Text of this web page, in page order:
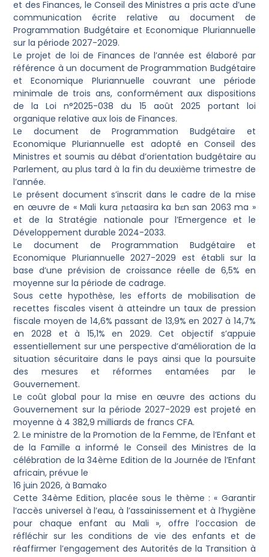
et des Finances, le Conseil des Ministres a pris acte d’une
communication écrite relative au document de
Programmation Budgétaire et Economique Pluriannuelle
sur la période 2027-2029.
Le projet de loi de Finances de l’année est élaboré par
référence à un document de Programmation Budgétaire
et Economique Pluriannuelle couvrant une période
minimale de trois ans, conformément aux dispositions
de la Loi n°2025-038 du 15 août 2025 portant loi
organique relative aux lois de Finances.
Le document de Programmation Budgétaire et
Economique Pluriannuelle est adopté en Conseil des
Ministres et soumis au débat d’orientation budgétaire au
Parlement, au plus tard à la fin du deuxième trimestre de
l’année.
Le présent document s’inscrit dans le cadre de la mise
en œuvre de « Mali kura ɲɛtaasira ka bɛn san 2063 ma »
et de la Stratégie nationale pour l’Emergence et le
Développement durable 2024-2033.
Le document de Programmation Budgétaire et
Economique Pluriannuelle 2027-2029 est établi sur la
base d’une prévision de croissance réelle de 6,5% en
moyenne sur la période de cadrage.
Sous cette hypothèse, les efforts de mobilisation de
recettes fiscales visent à atteindre un taux de pression
fiscale moyen de 14,6% passant de 13,9% en 2027 à 14,7%
en 2028 et à 15,1% en 2029. Cet objectif s’appuie
essentiellement sur une perspective d’amélioration de la
situation sécuritaire dans le pays ainsi que la poursuite
des mesures et réformes entamées par le
Gouvernement.
Le coût global pour la mise en œuvre des actions du
Gouvernement sur la période 2027-2029 est projeté en
moyenne à 4 382,9 milliards de francs CFA.
2. Le ministre de la Promotion de la Femme, de l’Enfant et
de la Famille a informé le Conseil des Ministres de la
célébration de la 34ème Edition de la Journée de l’Enfant
africain, prévue le
16 juin 2026, à Bamako
Cette 34ème Edition, placée sous le thème : « Garantir
l’accès universel à l’eau, à l’assainissement et à l’hygiène
pour chaque enfant au Mali », offre l’occasion de
réfléchir sur les conditions de vie des enfants et de
réaffirmer l’engagement des Autorités de la Transition à